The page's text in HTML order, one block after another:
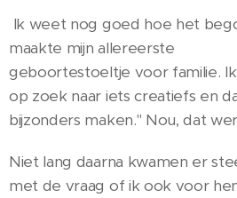
Ik weet nog goed hoe het
maakte mijn allereerste
geboortestoeltje voor familie. Ik
op zoek naar iets creatiefs en
bijzonders maken." Nou, dat
Niet lang daarna kwamen er
met de vraag of ik ook voor